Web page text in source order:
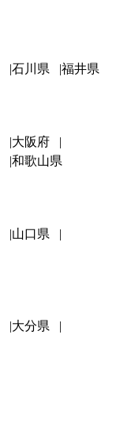
石川県 福井県
大阪府
和歌山県
山口県
大分県